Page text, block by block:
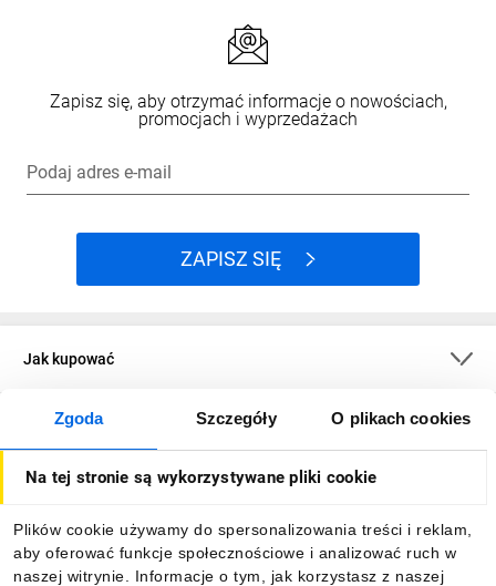
Zgoda Szczegóły O plikach cookies
Na tej stronie są wykorzystywane pliki cookie
Plików cookie używamy do spersonalizowania treści i reklam,
aby oferować funkcje społecznościowe i analizować ruch w
naszej witrynie. Informacje o tym, jak korzystasz z naszej
Zapisz się, aby otrzymać informacje o nowościach,
promocjach i wyprzedażach
Podaj adres e-mail
ZAPISZ SIĘ
Jak kupować
O firmie
Informacje